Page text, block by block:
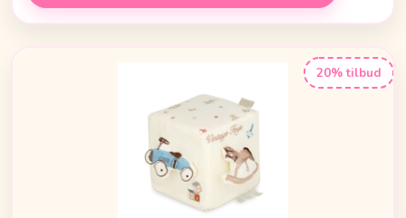
20% tilbud